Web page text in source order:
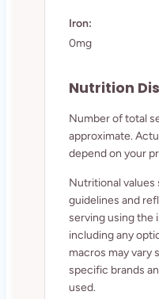
Iron:
0mg
Nutrition
Number of total
approximate.
depend on your
Nutritional values
guidelines and
serving using the
including any
macros may vary
specific brands
used.